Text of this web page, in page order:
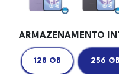
ARMAZENAMENTO
128 GB 256 GB